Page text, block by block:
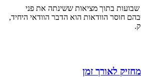
בתוך מציאות ששינתה את פני
חוסר הוודאות הוא הדבר הוודאי היחיד,
לאורך זמן